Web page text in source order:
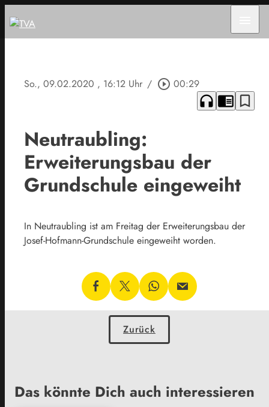
So., 09.02.2020 , 16:12 Uhr / play_circle_outline 00:29
headphones chrome_reader_mode bookmark_border
Neutraubling:
Erweiterungsbau der
Grundschule eingeweiht
In Neutraubling ist am Freitag der Erweiterungsbau der
Josef-Hofmann-Grundschule eingeweiht worden.
Zurück
Das könnte Dich auch interessieren